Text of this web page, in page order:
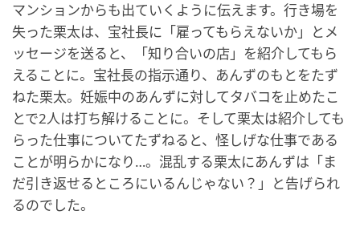
マンションからも出ていくように伝えます。行き場を
失った栗太は、宝社長に「雇ってもらえないか」とメ
ッセージを送ると、「知り合いの店」を紹介してもら
えることに。宝社長の指示通り、あんずのもとをたず
ねた栗太。妊娠中のあんずに対してタバコを止めたこ
とで2人は打ち解けることに。そして栗太は紹介しても
らった仕事についてたずねると、怪しげな仕事である
ことが明らかになり…。混乱する栗太にあんずは「ま
だ引き返せるところにいるんじゃない？」と告げられ
るのでした。